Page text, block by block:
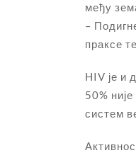
међу
–
праксе
HIV је и
50%
систем